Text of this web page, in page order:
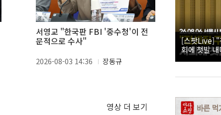
서영교 "한국판 FBI '중수청'이 전
문적으로 수사"
2026-08-03 14:36 장동규
영상 더 보기
[스팟Live] "
회에 첫발
시 부동산